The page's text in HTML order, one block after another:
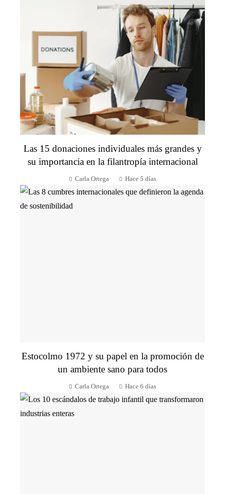
Las 15 donaciones individuales más grandes y
su importancia en la filantropía internacional
Carla Ortega Hace 5 días
Estocolmo 1972 y su papel en la promoción de
un ambiente sano para todos
Carla Ortega Hace 6 días